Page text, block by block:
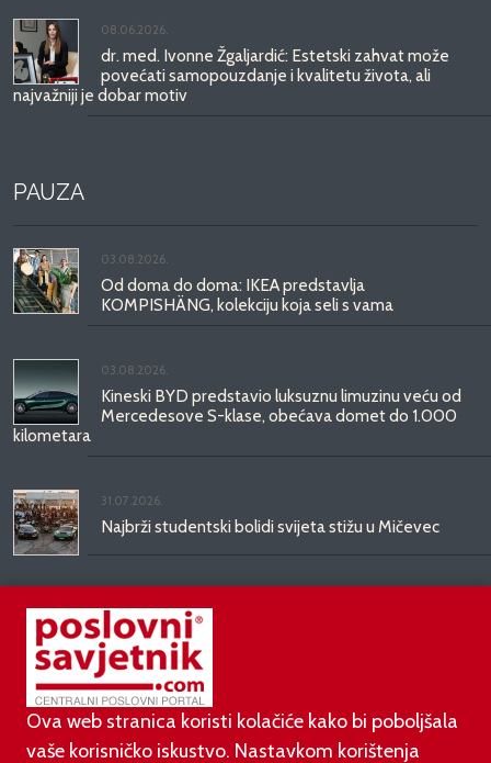
08.06.2026.
dr. med. Ivonne Žgaljardić: Estetski zahvat može
povećati samopouzdanje i kvalitetu života, ali
najvažniji je dobar motiv
PAUZA
03.08.2026.
Od doma do doma: IKEA predstavlja
KOMPISHÄNG, kolekciju koja seli s vama
03.08.2026.
Kineski BYD predstavio luksuznu limuzinu veću od
Mercedesove S-klase, obećava domet do 1.000
kilometara
31.07.2026.
Najbrži studentski bolidi svijeta stižu u Mičevec
Divote Cosmetics predstavlja Hince: novo poglavlje
korejske ljepote stiže u Hrvatsku
Ova web stranica koristi kolačiće kako bi poboljšala
vaše korisničko iskustvo. Nastavkom korištenja